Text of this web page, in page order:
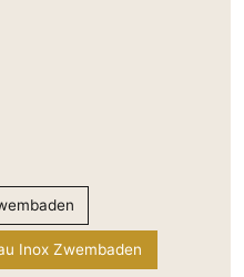
Inox Zwembaden